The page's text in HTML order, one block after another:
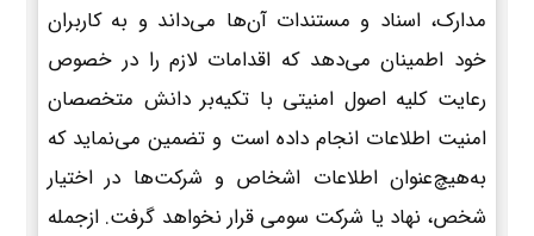
مدارک، اسناد و مستندات آن‌ها می‌داند و به کاربران
خود اطمینان می‌دهد که اقدامات لازم را در خصوص
رعایت کلیه اصول امنیتی با تکیه‌بر دانش متخصصان
امنیت اطلاعات انجام داده است و تضمین می‌نماید که
به‌هیچ‌عنوان اطلاعات اشخاص و شرکت‌ها در اختیار
شخص، نهاد یا شرکت سومی قرار نخواهد گرفت. ازجمله